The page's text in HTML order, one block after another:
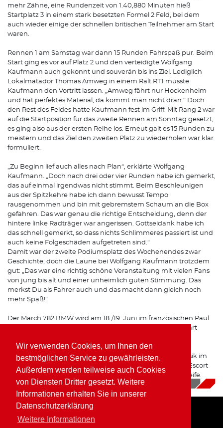
Wir verwenden Cookies, um Ihnen den
bestmöglichen Service zu gewährleisten.
Außerdem werden teilweise auch Cookies
von Diensten Dritter gesetzt. Weitere
Informationen erhalten Sie in unserer
Datenschutzerklärung
Weitere Informationen
mehr Zähne, eine Rundenzeit von 1.40,880 Minuten hieß
Startplatz 3 in einem stark besetzten Formel 2 Feld, bei dem
auch wieder einige der schnellen britischen Teilnehmer am Start
waren.
Rennen 1 am Samstag war dann 15 Runden Fahrspaß pur. Beim
Start ging es vor auf Platz 2 und den verteidigte Wolfgang
Kaufmann auch gekonnt und souverän bis ins Ziel. Lediglich
Lokalmatador Thomas Amweg in einem Ralt RT1 musste
Kaufmann den Vortritt lassen. „Amweg fährt nur Hockenheim
und hat perfektes Material, da kommt man nicht dran.“ Doch
den Rest des Feldes hatte Kaufmann fest im Griff. Mit Rang 2 war
auf die Startposition für das zweite Rennen am Sonntag gesetzt,
es ging also aus der ersten Reihe los. Erneut galt es 15 Runden zu
meistern und das Ziel den zweiten Platz zu wiederholen war klar
formuliert.
„Zu Beginn lief auch alles nach Plan“, erklärte Wolfgang
Kaufmann. „Doch nach drei oder vier Runden habe ich gemerkt,
das auf einmal irgendwas nicht stimmt. Beim Beschleunigen
aus der Spitzkehre habe ich dann bewusst Tempo
rausgenommen und bin mit gebremstem Schaum an die Box
gefahren. Das war genau die richtige Entscheidung, denn der
hintere linke Radträger war angerissen. Gottseidank habe ich
das schnell gemerkt, so dass nichts Schlimmeres passiert ist und
auch keine Folgeschäden aufgetreten sind.“
Damit war der zweite Podiumsplatz des Wochenendes zwar
Geschichte, doch die Laune bei Wolfgang Kaufmann trotzdem
gut: „Das war eine richtig schöne Veranstaltung mit vielen Fans
von jung bis alt und einer unheimlich guten Stimmung. Das
merkst Du als Fahrer auch und das macht dann gleich noch
mehr Spaß!“
Der March 782 BMW wird am 18./19. Juni im französischen Paul
Ricard beim Historic GP von Frankreich wieder an den Start
Davor stehen für Wolfgang Kaufmann noch die 24h Klassik im
Rahmen der 24h Nürburgring an, dann mit einem Ford Escort
RS 2000 auf der Kombination aus GP-Kurs und Nordschleife.
17.05.2022
Home Impressum